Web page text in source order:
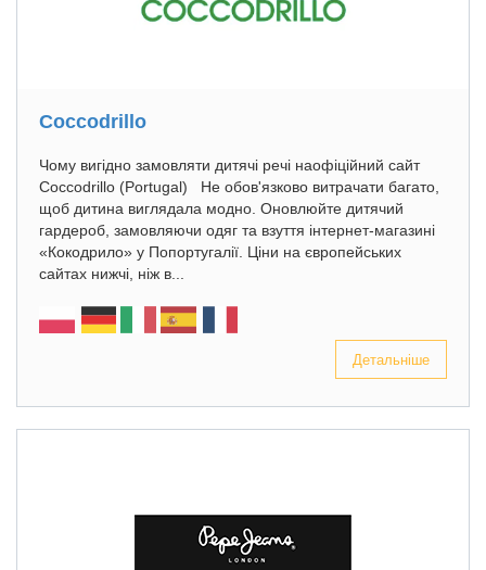
Coccodrillo
Чому вигідно замовляти дитячі речі наофіційний сайт
Coccodrillo (Portugal) Не обов'язково витрачати багато,
щоб дитина виглядала модно. Оновлюйте дитячий
гардероб, замовляючи одяг та взуття інтернет-магазині
«Кокодрило» у Попортугалії. Ціни на європейських
сайтах нижчі, ніж в...
Детальніше